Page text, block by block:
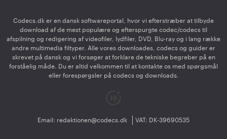
Codecs.dk er en dansk softwareportal, hvor vi efterstræber at tilbyde
download af de mest populære og efterspurgte codec/codecs til
afspilning og redigering af videofiler, lydfiler, DVD, Blu-ray og i lang række
andre multimedia filtyper. Alle vores downloades, codecs og guider er
skrevet på dansk og vi forsøger at forklare de tekniske begreber på en
forståelig måde. Du er altid velkommen til at kontakte os med spørgsmål
eller forespørgsler på codecs og downloads.
Email: redaktionen@codecs.dk VAT: DK-39690535